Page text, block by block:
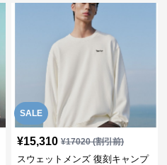
SALE
¥15,310 ¥17020(割引前)
スウェットメンズ 復刻キャンプ